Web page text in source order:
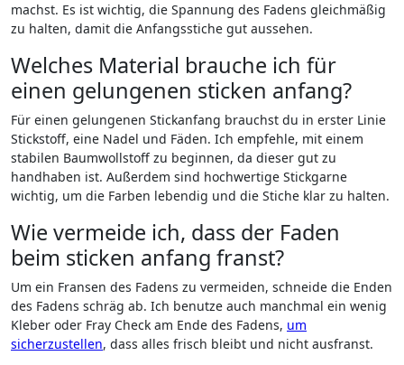
machst. Es ⁣ist wichtig, die Spannung des Fadens‌ gleichmäßig
zu halten, damit die Anfangsstiche gut aussehen.
Welches Material brauche ich für
einen gelungenen sticken anfang?
Für einen gelungenen Stickanfang brauchst du in erster Linie
Stickstoff, eine Nadel⁤ und Fäden. Ich empfehle, mit⁤ einem
stabilen Baumwollstoff zu beginnen, da ⁤dieser gut zu
handhaben ist. Außerdem sind hochwertige⁤ Stickgarne
wichtig, um die Farben lebendig und die⁣ Stiche​ klar zu ‌halten.
Wie vermeide ich,⁣ dass der Faden
beim sticken anfang franst?
Um ein ​Fransen des Fadens ‍zu vermeiden, schneide ⁢die Enden​
des Fadens schräg ab.‍ Ich benutze auch manchmal ein wenig
Kleber ‍oder Fray⁢ Check am Ende⁢ des Fadens, um
sicherzustellen, dass alles frisch bleibt und nicht ausfranst.